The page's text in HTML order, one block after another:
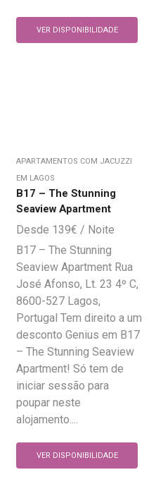
VER DISPONIBILIDADE
APARTAMENTOS COM JACUZZI
EM LAGOS
B17 – The Stunning
Seaview Apartment
139€
B17 – The Stunning
Seaview Apartment Rua
José Afonso, Lt. 23 4º C,
8600-527 Lagos,
Portugal Tem direito a um
desconto Genius em B17
– The Stunning Seaview
Apartment! Só tem de
iniciar sessão para
poupar neste
alojamento....
VER DISPONIBILIDADE